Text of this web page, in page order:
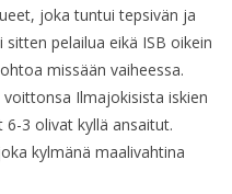
joka tuntui tepsivän ja
pelailua eikä ISB oikein
missään vaiheessa.
Ilmajokisista iskien
3 olivat kyllä ansaitut.
kylmänä maalivahtina